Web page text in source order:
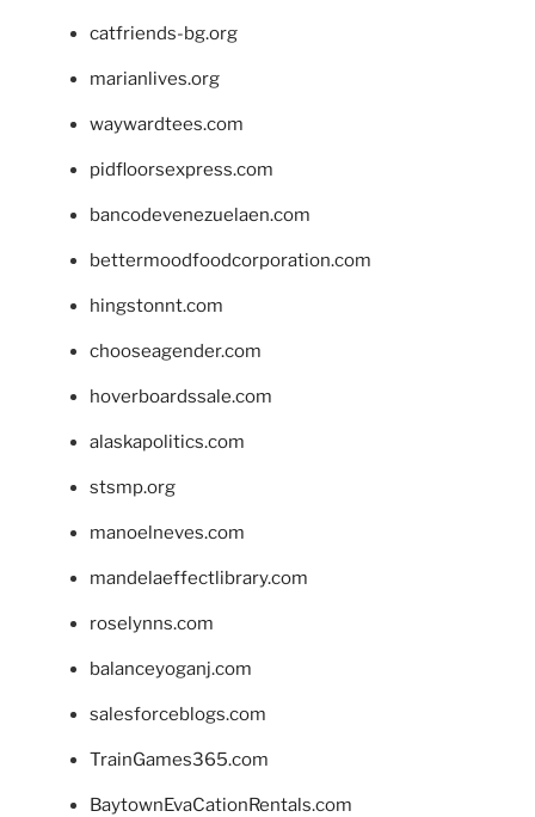
catfriends-bg.org
marianlives.org
waywardtees.com
pidfloorsexpress.com
bancodevenezuelaen.com
bettermoodfoodcorporation.com
hingstonnt.com
chooseagender.com
hoverboardssale.com
alaskapolitics.com
stsmp.org
manoelneves.com
mandelaeffectlibrary.com
roselynns.com
balanceyoganj.com
salesforceblogs.com
TrainGames365.com
BaytownEvaCationRentals.com